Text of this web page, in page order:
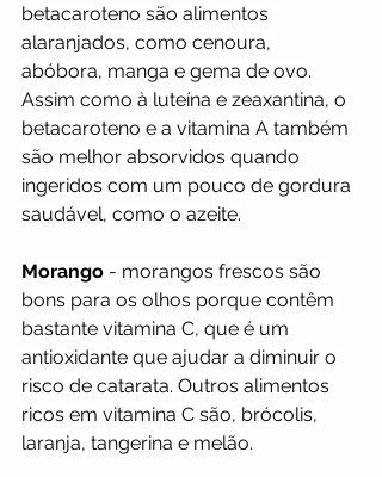
betacaroteno são alimentos
alaranjados, como cenoura,
abóbora, manga e gema de ovo.
Assim como à luteína e zeaxantina, o
betacaroteno e a vitamina A também
são melhor absorvidos quando
ingeridos com um pouco de gordura
saudável, como o azeite.
Morango - morangos frescos são
bons para os olhos porque contêm
bastante vitamina C, que é um
antioxidante que ajudar a diminuir o
risco de catarata. Outros alimentos
ricos em vitamina C são, brócolis,
laranja, tangerina e melão.